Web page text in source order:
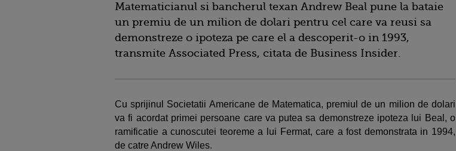
Matematicianul si bancherul texan Andrew Beal pune la bataie
un premiu de un milion de dolari pentru cel care va reusi sa
demonstreze o ipoteza pe care el a descoperit-o in 1993,
transmite Associated Press, citata de Business Insider.
Cu sprijinul Societatii Americane de Matematica, premiul de un milion de dolari
va fi acordat primei persoane care va putea sa demonstreze ipoteza lui Beal, o
ramificatie a cunoscutei teoreme a lui Fermat, care a fost demonstrata in 1994,
de catre Andrew Wiles.